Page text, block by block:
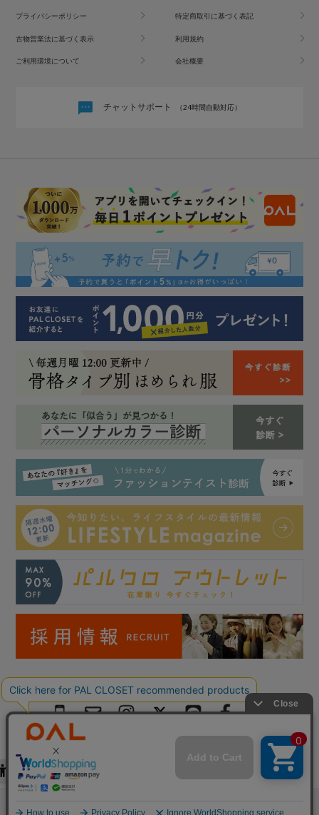
プライバシーポリシー 特定商取引に基づく表記
古物営業法に基づく表示 利用規約
ご利用環境について 会社概要
チャットサポート （24時間自動対応）